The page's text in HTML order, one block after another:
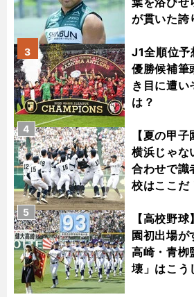
が貫いた誇
J1全順位
優勝候補
き目に遭い
は？
3
【夏の甲
横浜じゃな
合わせで識
校はここだ
4
【高校野
園初出場が
高崎・青栁
壊」はこう
5